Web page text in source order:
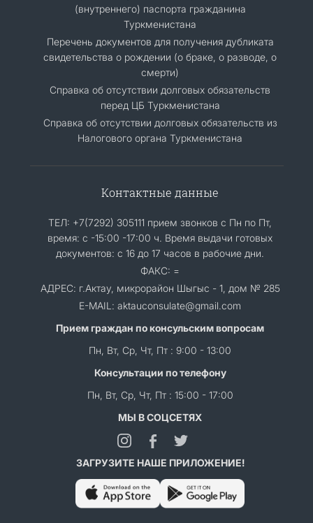
(внутреннего) паспорта гражданина
Туркменистана
Перечень документов для получения дубликата
свидетельства о рождении (о браке, о разводе, о
смерти)
Справка об отсутствии долговых обязательств
перед ЦБ Туркменистана
Справка об отсутствии долговых обязательств из
Налогового органа Туркменистана
Контактные данные
ТЕЛ: +7(7292) 305111 прием звонков с Пн по Пт,
время: с -15:00 -17:00 ч. Время выдачи готовых
документов: с 16 до 17 часов в рабочие дни.
ФАКС: =
АДРЕС: г.Актау, микрорайон Шыгыс - 1, дом № 285
E-MAIL: aktauconsulate@gmail.com
Прием граждан по консульским вопросам
Пн, Вт, Ср, Чт, Пт : 9:00 - 13:00
Консультации по телефону
Пн, Вт, Ср, Чт, Пт : 15:00 - 17:00
МЫ В СОЦСЕТЯХ
ЗАГРУЗИТЕ НАШЕ ПРИЛОЖЕНИЕ!